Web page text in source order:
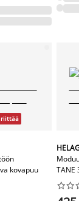
riittää
kovapuu
TANE


